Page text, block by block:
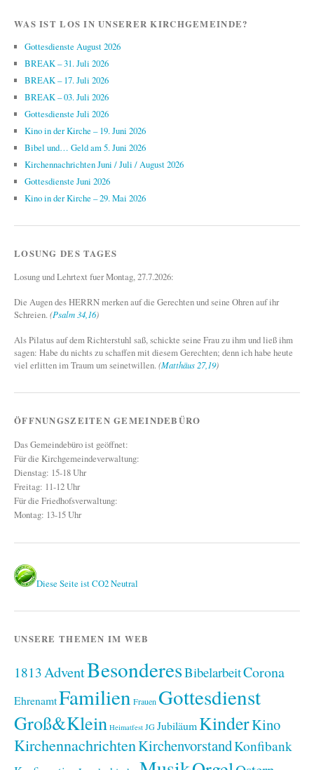
WAS IST LOS IN UNSERER KIRCHGEMEINDE?
Gottesdienste August 2026
BREAK – 31. Juli 2026
BREAK – 17. Juli 2026
BREAK – 03. Juli 2026
Gottesdienste Juli 2026
Kino in der Kirche – 19. Juni 2026
Bibel und… Geld am 5. Juni 2026
Kirchennachrichten Juni / Juli / August 2026
Gottesdienste Juni 2026
Kino in der Kirche – 29. Mai 2026
LOSUNG DES TAGES
Losung und Lehrtext fuer Montag, 27.7.2026:
Die Augen des HERRN merken auf die Gerechten und seine Ohren auf ihr
Schreien.(Psalm 34,16)
Als Pilatus auf dem Richterstuhl saß, schickte seine Frau zu ihm und ließ ihm
sagen: Habe du nichts zu schaffen mit diesem Gerechten; denn ich habe heute
viel erlitten im Traum um seinetwillen.(Matthäus 27,19)
ÖFFNUNGSZEITEN GEMEINDEBÜRO
Das Gemeindebüro ist geöffnet:
Für die Kirchgemeindeverwaltung:
Dienstag: 15-18 Uhr
Freitag: 11-12 Uhr
Für die Friedhofsverwaltung:
Montag: 13-15 Uhr
Diese Seite ist CO2 Neutral
UNSERE THEMEN IM WEB
1813AdventBesonderesBibelarbeitCorona
EhrenamtFamilien Frauen Gottesdienst
Groß&Klein Heimatfest JGJubiläumKinderKino
KirchennachrichtenKirchenvorstandKonfibank